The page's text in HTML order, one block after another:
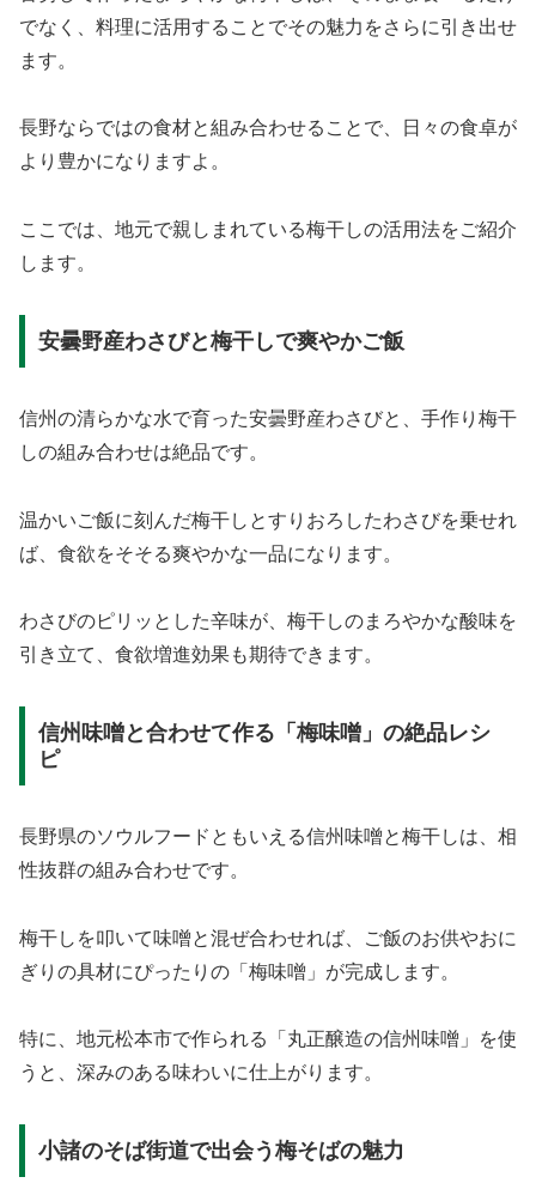
でなく、料理に活用することでその魅力をさらに引き出せ
ます。
長野ならではの食材と組み合わせることで、日々の食卓が
より豊かになりますよ。
ここでは、地元で親しまれている梅干しの活用法をご紹介
します。
安曇野産わさびと梅干しで爽やかご飯
信州の清らかな水で育った安曇野産わさびと、手作り梅干
しの組み合わせは絶品です。
温かいご飯に刻んだ梅干しとすりおろしたわさびを乗せれ
ば、食欲をそそる爽やかな一品になります。
わさびのピリッとした辛味が、梅干しのまろやかな酸味を
引き立て、食欲増進効果も期待できます。
信州味噌と合わせて作る「梅味噌」の絶品レシ
ピ
長野県のソウルフードともいえる信州味噌と梅干しは、相
性抜群の組み合わせです。
梅干しを叩いて味噌と混ぜ合わせれば、ご飯のお供やおに
ぎりの具材にぴったりの「梅味噌」が完成します。
特に、地元松本市で作られる「丸正醸造の信州味噌」を使
うと、深みのある味わいに仕上がります。
小諸のそば街道で出会う梅そばの魅力